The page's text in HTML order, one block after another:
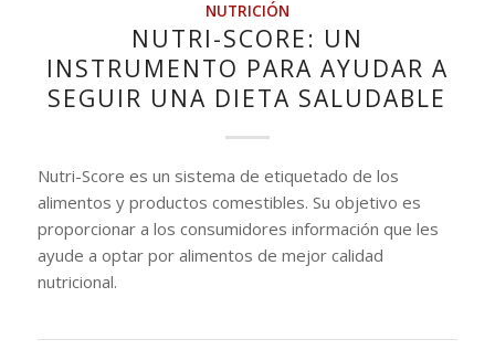
NUTRICIÓN
NUTRI-SCORE: UN
INSTRUMENTO PARA AYUDAR A
SEGUIR UNA DIETA SALUDABLE
Nutri-Score es un sistema de etiquetado de los
alimentos y productos comestibles. Su objetivo es
proporcionar a los consumidores información que les
ayude a optar por alimentos de mejor calidad
nutricional.